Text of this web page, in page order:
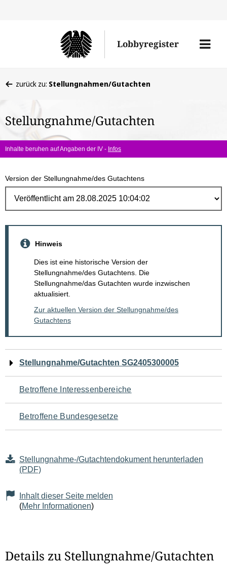
Lobbyregister
Menü
befinden
hier:
zurück zu: Stellungnahmen/Gutachten
Stellungnahme/Gutachten
Inhalte beruhen auf Angaben der IV - Infos
Version der Stellungnahme/des Gutachtens
Hinweis
Dies ist eine historische Version der
Stellungnahme/des Gutachtens. Die
Stellungnahme/das Gutachten wurde inzwischen
aktualisiert.
Zur aktuellen Version der Stellungnahme/des
Gutachtens
Navigation
für
den
Seiteninhalt
Stellungnahme/Gutachten SG2405300005
Betroffene Interessenbereiche
Betroffene Bundesgesetze
Stellungnahme-/Gutachtendokument herunterladen
(PDF)
Inhalt dieser Seite melden
(Mehr Informationen)
Details zu Stellungnahme/Gutachten